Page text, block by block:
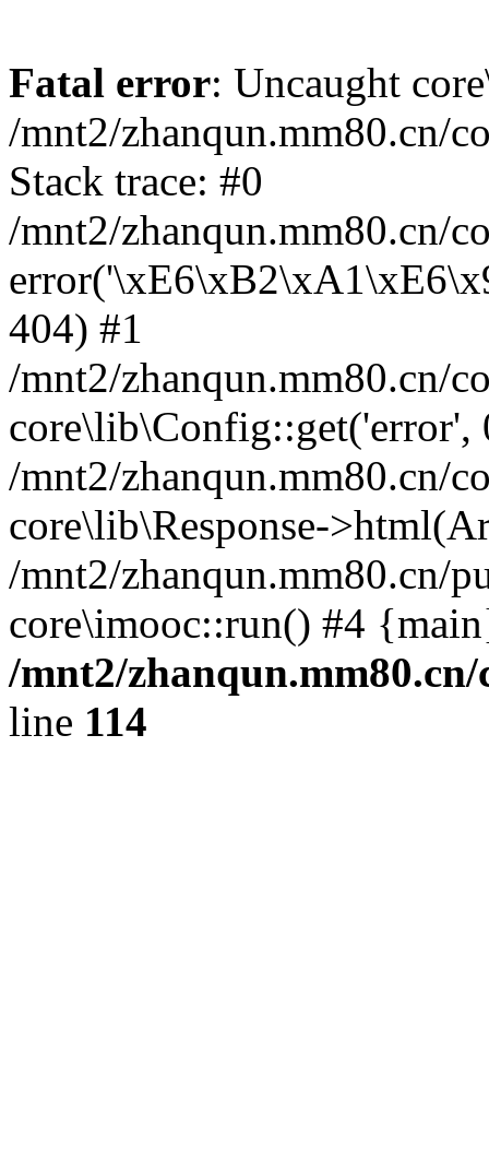
Fatal error: Uncaught
/mnt2/zhanqun.mm80.cn/
Stack trace: #0
/mnt2/zhanqun.mm80.cn/
404) #1
/mnt2/zhanqun.mm80.cn/
core\lib\Config::get('error',
/mnt2/zhanqun.mm80.cn/
core\lib\Response-
/mnt2/zhanqun.mm80.cn/
core\imooc::run() #4
/mnt2/
line 114